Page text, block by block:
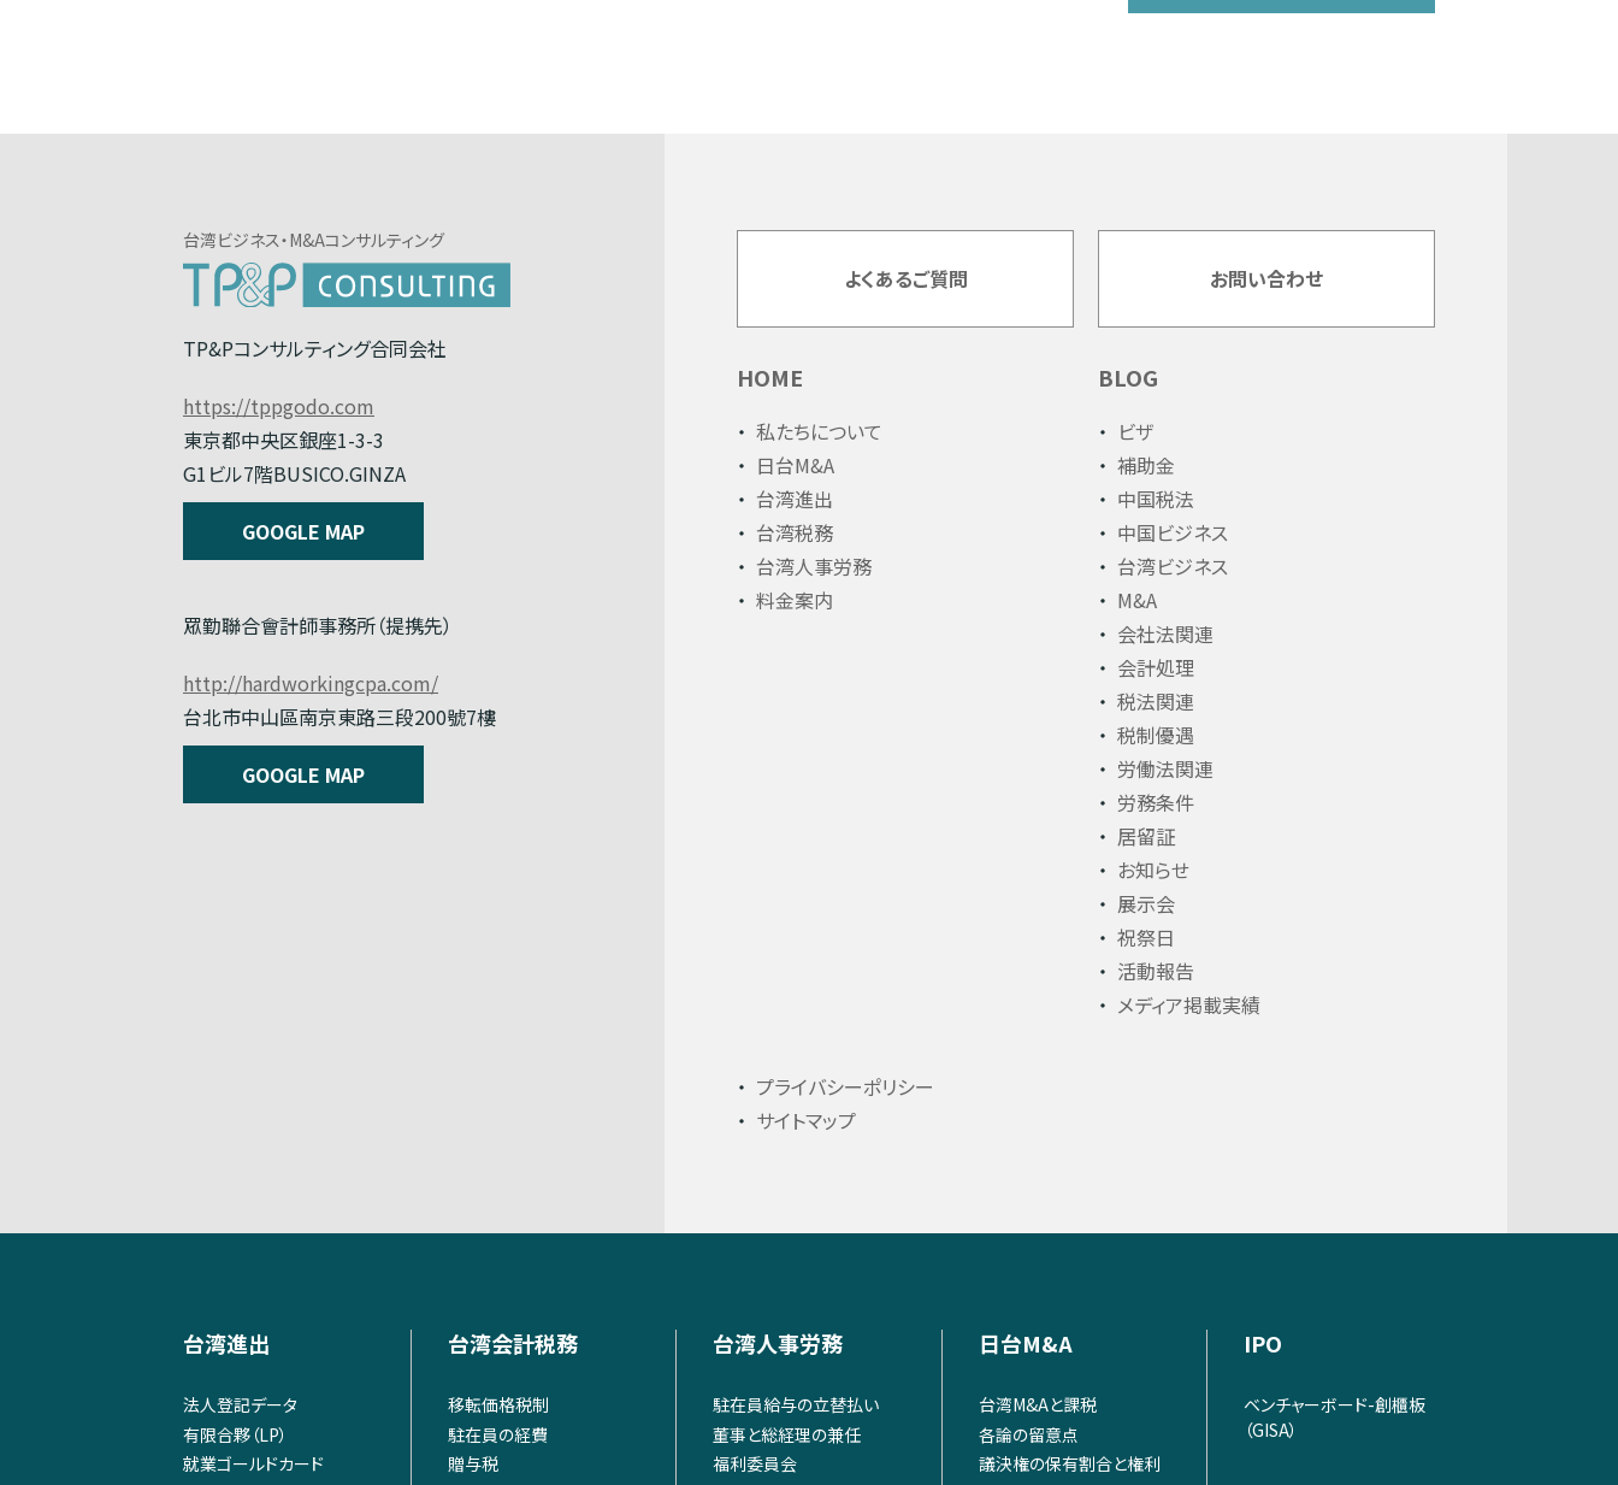
台湾ビジネス・M&Aコンサルティング
TP&Pコンサルティング合同会社
https://tppgodo.com
東京都中央区銀座1-3-3
G1ビル7階BUSICO.GINZA
GOOGLE MAP
眾勤聯合會計師事務所（提携先）
http://hardworkingcpa.com/
台北市中山區南京東路三段200號7樓
GOOGLE MAP
よくあるご質問 お問い合わせ
HOME
私たちについて
日台M&A
台湾進出
台湾税務
台湾人事労務
料金案内
BLOG
ビザ
補助金
中国税法
中国ビジネス
台湾ビジネス
M&A
会社法関連
会計処理
税法関連
税制優遇
労働法関連
労務条件
居留証
お知らせ
展示会
祝祭日
活動報告
メディア掲載実績
プライバシーポリシー
サイトマップ
台湾進出
法人登記データ
有限合夥（LP）
就業ゴールドカード
台湾会計税務
移転価格税制
駐在員の経費
贈与税
台湾人事労務
駐在員給与の立替払い
董事と総経理の兼任
福利委員会
日台M&A
台湾M&Aと課税
各論の留意点
議決権の保有割合と権利
IPO
ベンチャーボード-創櫃板
（GISA）